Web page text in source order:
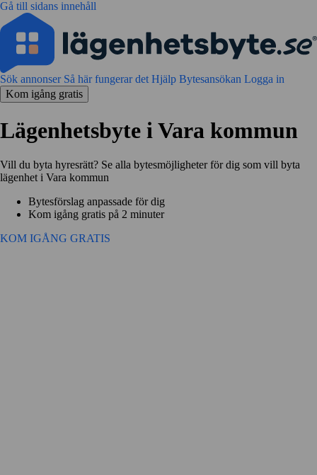
Gå till sidans innehåll
Sök annonser Så här fungerar det Hjälp Bytesansökan Logga in
Kom igång gratis
Lägenhetsbyte i Vara kommun
Vill du byta hyresrätt? Se alla bytesmöjligheter för dig som vill byta
lägenhet i Vara kommun
Bytesförslag anpassade för dig
Kom igång gratis på 2 minuter
KOM IGÅNG GRATIS